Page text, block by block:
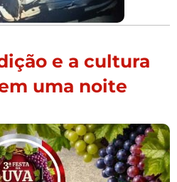
e a cultura
uma noite